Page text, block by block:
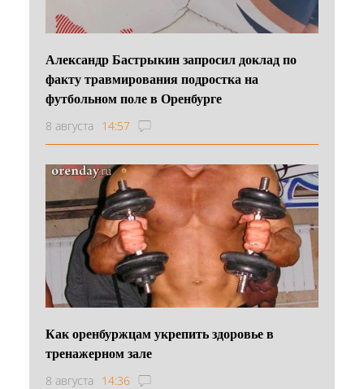
Александр Бастрыкин запросил доклад по
факту травмирования подростка на
футбольном поле в Оренбурге
8 августа 14:57
Как оренбуржцам укрепить здоровье в
тренажерном зале
8 августа 14:36